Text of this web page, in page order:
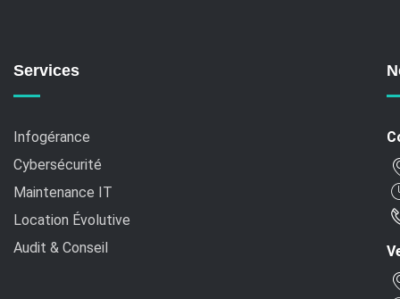
Services
Infogérance
Cybersécurité
Maintenance IT
Location Évolutive
Audit & Conseil